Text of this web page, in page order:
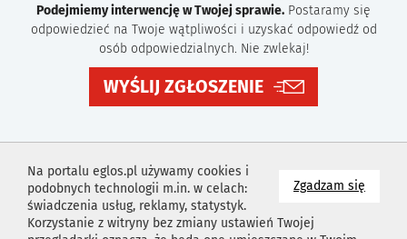
Zgadzam się
Na portalu eglos.pl używamy cookies i
podobnych technologii m.in. w celach:
świadczenia usług, reklamy, statystyk.
Korzystanie z witryny bez zmiany ustawień Twojej
Podejmiemy interwencję w Twojej sprawie. Postaramy się
odpowiedzieć na Twoje wątpliwości i uzyskać odpowiedź od
osób odpowiedzialnych. Nie zwlekaj!
WYŚLIJ ZGŁOSZENIE